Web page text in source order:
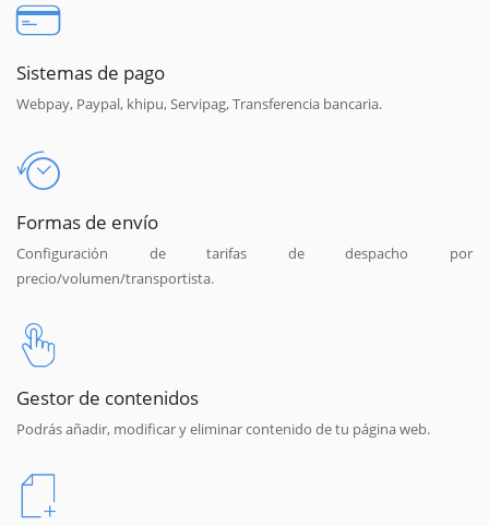
Sistemas de pago
Webpay, Paypal, khipu, Servipag, Transferencia bancaria.
Formas de envío
Configuración de tarifas de despacho por
precio/volumen/transportista.
Gestor de contenidos
Podrás añadir, modificar y eliminar contenido de tu página web.